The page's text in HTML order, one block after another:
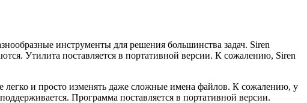
инструменты для решения большинства задач. Siren
Утилита поставляется в портативной версии. К сожалению, Siren
легко и просто изменять даже сложные имена файлов. К сожалению, у
Программа поставляется в портативной версии.